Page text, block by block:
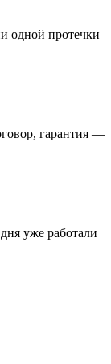
одной протечки
гарантия —
уже работали